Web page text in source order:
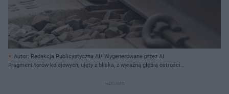
Autor: Redakcja Publicystyczna AI/ Wygenerowane przez AI
Fragment torów kolejowych, ujęty z bliska, z wyraźną głębią ostrości
ułożona poziomo i lekko ukośnie, w kolorze brązowo-szarym z jaśniejszym,